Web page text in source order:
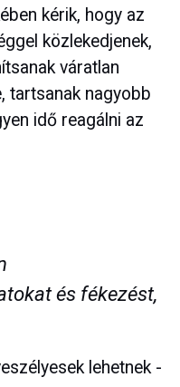
kérik, hogy az
közlekedjenek,
váratlan
tartsanak nagyobb
idő reagálni az
és fékezést,
lehetnek -